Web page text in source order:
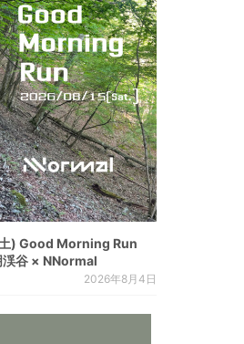
) Good Morning Run
谷 × NNormal
2026年8月4日